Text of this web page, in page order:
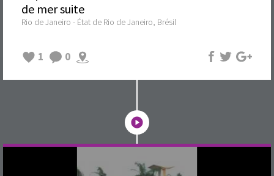
de mer suite
Rio de Janeiro - État de Rio de Janeiro, Brésil
1 0